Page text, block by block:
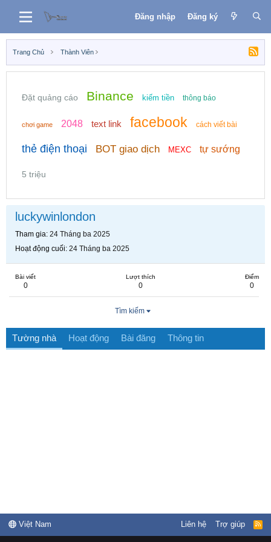
Đăng nhập Đăng ký
Trang Chủ Thành Viên
Đặt quảng cáo Binance kiếm tiền thông báo
chơi game 2048 text link facebook cách viết bài
thẻ điện thoại BOT giao dịch MEXC tự sướng
5 triệu
luckywinlondon
Tham gia 24 Tháng ba 2025
Hoạt động cuối 24 Tháng ba 2025
Bài viết
0
Lượt thích
0
Điểm
0
Tìm kiếm
Tường nhà Hoạt động Bài đăng Thông tin
Việt Nam Liên hệ Trợ giúp
R